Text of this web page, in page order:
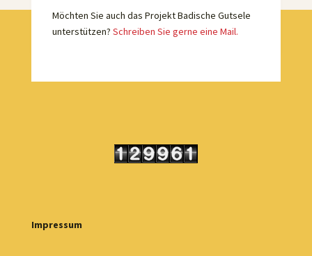
Möchten Sie auch das Projekt Badische Gutsele
unterstützen? Schreiben Sie gerne eine Mail.
Impressum